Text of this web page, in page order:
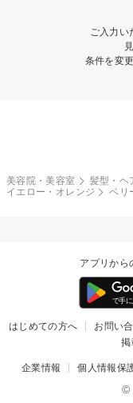
ご入力い
条件を変
美容院・美容室 髪型・ヘ
イエロー・オレンジ
ベリ
アプリから
はじめての方へ お問い
掲
企業情報 個人情報保
©